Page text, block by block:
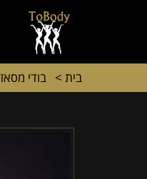
בית > בודי מסאז